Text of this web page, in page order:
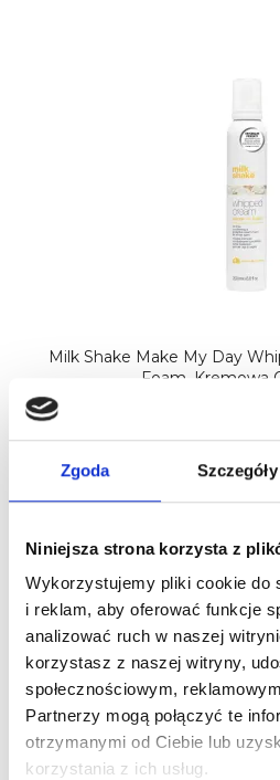
Zgoda Szczegóły
Niniejsza strona korzysta z
Wykorzystujemy pliki cookie do
i reklam, aby oferować funkcje
analizować ruch w naszej
korzystasz z naszej witryny,
społecznościowym,
Partnerzy mogą połączyć te
otrzymanymi od Ciebie lub
korzystania z ich usług.
Milk Shake Make My Day
Foam, Kremowa